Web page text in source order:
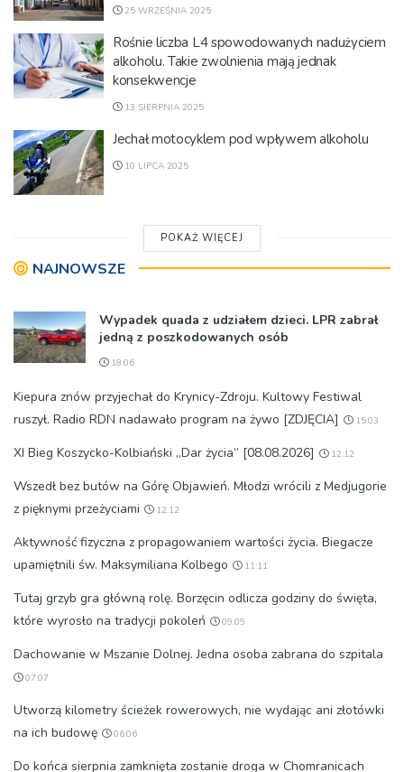
25 WRZEŚNIA 2025
Rośnie liczba L4 spowodowanych nadużyciem
alkoholu. Takie zwolnienia mają jednak
konsekwencje
13 SIERPNIA 2025
Jechał motocyklem pod wpływem alkoholu
10 LIPCA 2025
POKAŻ WIĘCEJ
NAJNOWSZE
Wypadek quada z udziałem dzieci. LPR zabrał
jedną z poszkodowanych osób
18:06
Kiepura znów przyjechał do Krynicy-Zdroju. Kultowy Festiwal
ruszył. Radio RDN nadawało program na żywo [ZDJĘCIA]
15:03
XI Bieg Koszycko-Kolbiański „Dar życia” [08.08.2026] 12:12
Wszedł bez butów na Górę Objawień. Młodzi wrócili z Medjugorie
z pięknymi przeżyciami
12:12
Aktywność fizyczna z propagowaniem wartości życia. Biegacze
upamiętnili św. Maksymiliana Kolbego
11:11
Tutaj grzyb gra główną rolę. Borzęcin odlicza godziny do święta,
które wyrosło na tradycji pokoleń
09:09
Dachowanie w Mszanie Dolnej. Jedna osoba zabrana do szpitala
07:07
Utworzą kilometry ścieżek rowerowych, nie wydając ani złotówki
na ich budowę
06:06
Do końca sierpnia zamknięta zostanie droga w Chomranicach